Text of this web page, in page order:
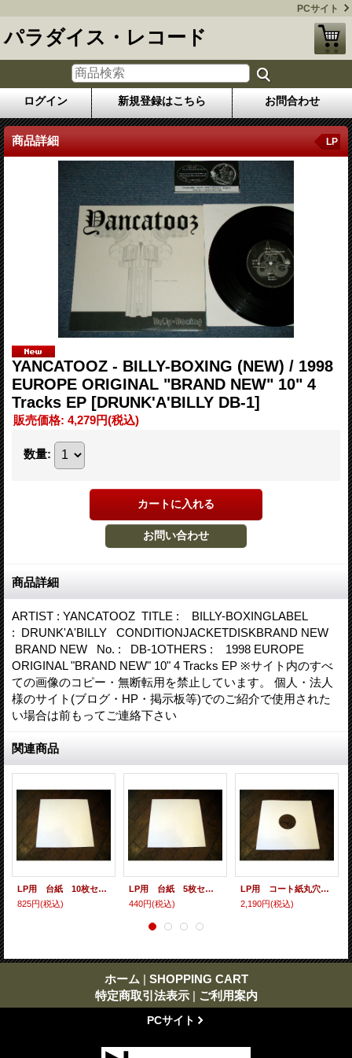
PCサイト
パラダイス・レコード
ログイン 新規登録はこちら お問合わせ
商品詳細 LP
YANCATOOZ - BILLY-BOXING (NEW) / 1998
EUROPE ORIGINAL "BRAND NEW" 10" 4
Tracks EP [DRUNK'A'BILLY DB-1]
販売価格: 4,279円(税込)
数量:
商品詳細
ARTIST : YANCATOOZ TITLE : BILLY-BOXINGLABEL
: DRUNK'A'BILLY CONDITIONJACKETDISKBRAND NEW
BRAND NEW No. : DB-1OTHERS : 1998 EUROPE
ORIGINAL "BRAND NEW" 10" 4 Tracks EP ※サイト内のすべ
ての画像のコピー・無断転用を禁止しています。 個人・法人
様のサイト(ブログ・HP・掲示板等)でのご紹介で使用された
い場合は前もってご連絡下さい
関連商品
LP用 台紙 10枚セット
825円(税込)
LP用 台紙 5枚セット
440円(税込)
LP用 コート紙丸穴ジャケ 10枚セット
2,190円(税込)
ホーム | SHOPPING CART
特定商取引法表示 | ご利用案内
PCサイト